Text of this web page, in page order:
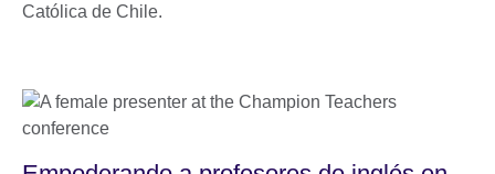
Católica de Chile.